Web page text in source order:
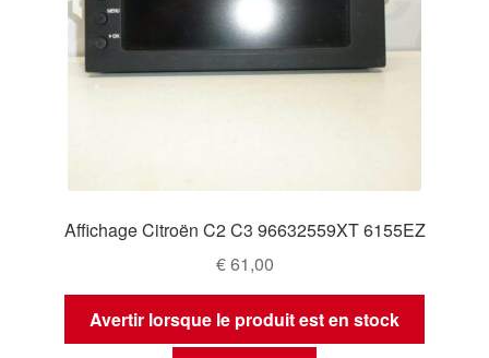
Affichage Citroën C2 C3 96632559XT 6155EZ
€61,00
Avertir lorsque le produit est en stock